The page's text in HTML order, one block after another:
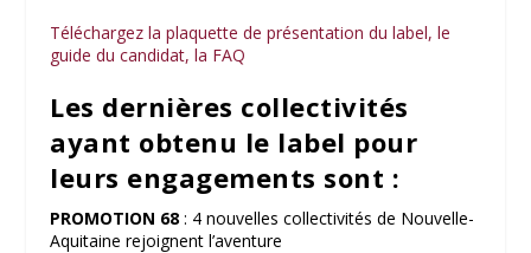
Téléchargez la plaquette de présentation du label, le
guide du candidat, la FAQ
Les dernières collectivités
ayant obtenu le label pour
leurs engagements sont :
PROMOTION 68: 4 nouvelles collectivités de Nouvelle-
Aquitaine rejoignent l’aventure